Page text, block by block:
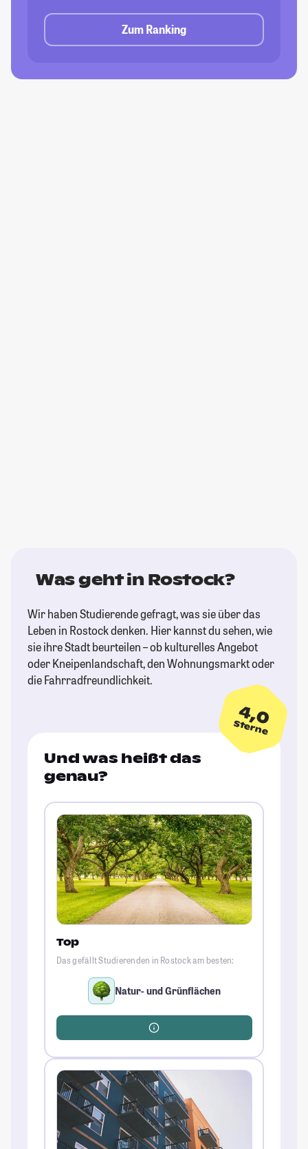
Zum Ranking
Was geht in Rostock?
Wir haben Studierende gefragt, was sie über das
Leben in Rostock denken. Hier kannst du sehen, wie
sie ihre Stadt beurteilen – ob kulturelles Angebot
oder Kneipenlandschaft, den Wohnungsmarkt oder
die Fahrradfreundlichkeit.
4,0
Sterne
Und was heißt das
genau?
Top
Das gefällt Studierenden in Rostock am besten:
Natur- und Grünflächen